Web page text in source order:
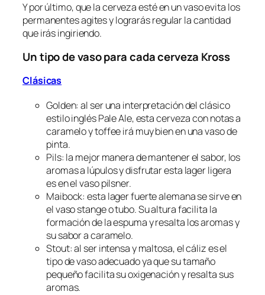
Y por último, que la cerveza esté en un vaso evita los
permanentes agites y lograrás regular la cantidad
que irás ingiriendo.
Un tipo de vaso para cada cerveza Kross
Clásicas
Golden: al ser una interpretación del clásico
estilo inglés Pale Ale, esta cerveza con notas a
caramelo y toffee irá muy bien en una vaso de
pinta.
Pils: la mejor manera de mantener el sabor, los
aromas a lúpulos y disfrutar esta lager ligera
es en el vaso pilsner.
Maibock: esta lager fuerte alemana se sirve en
el vaso stange o tubo. Su altura facilita la
formación de la espuma y resalta los aromas y
su sabor a caramelo.
Stout: al ser intensa y maltosa, el cáliz es el
tipo de vaso adecuado ya que su tamaño
pequeño facilita su oxigenación y resalta sus
aromas.